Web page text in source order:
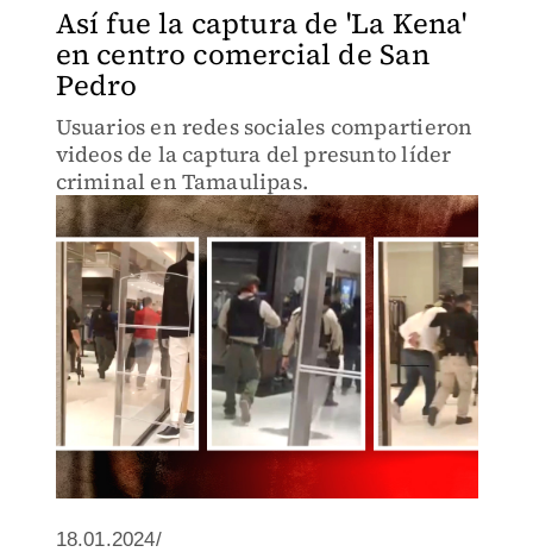
Así fue la captura de 'La Kena'
en centro comercial de San
Pedro
Usuarios en redes sociales compartieron
videos de la captura del presunto líder
criminal en Tamaulipas.
18.01.2024/